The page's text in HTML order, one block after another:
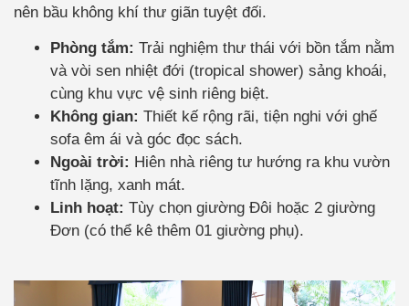
nên bầu không khí thư giãn tuyệt đối.
Phòng tắm: Trải nghiệm thư thái với bồn tắm nằm
và vòi sen nhiệt đới (tropical shower) sảng khoái,
cùng khu vực vệ sinh riêng biệt.
Không gian: Thiết kế rộng rãi, tiện nghi với ghế
sofa êm ái và góc đọc sách.
Ngoài trời: Hiên nhà riêng tư hướng ra khu vườn
tĩnh lặng, xanh mát.
Linh hoạt: Tùy chọn giường Đôi hoặc 2 giường
Đơn (có thể kê thêm 01 giường phụ).